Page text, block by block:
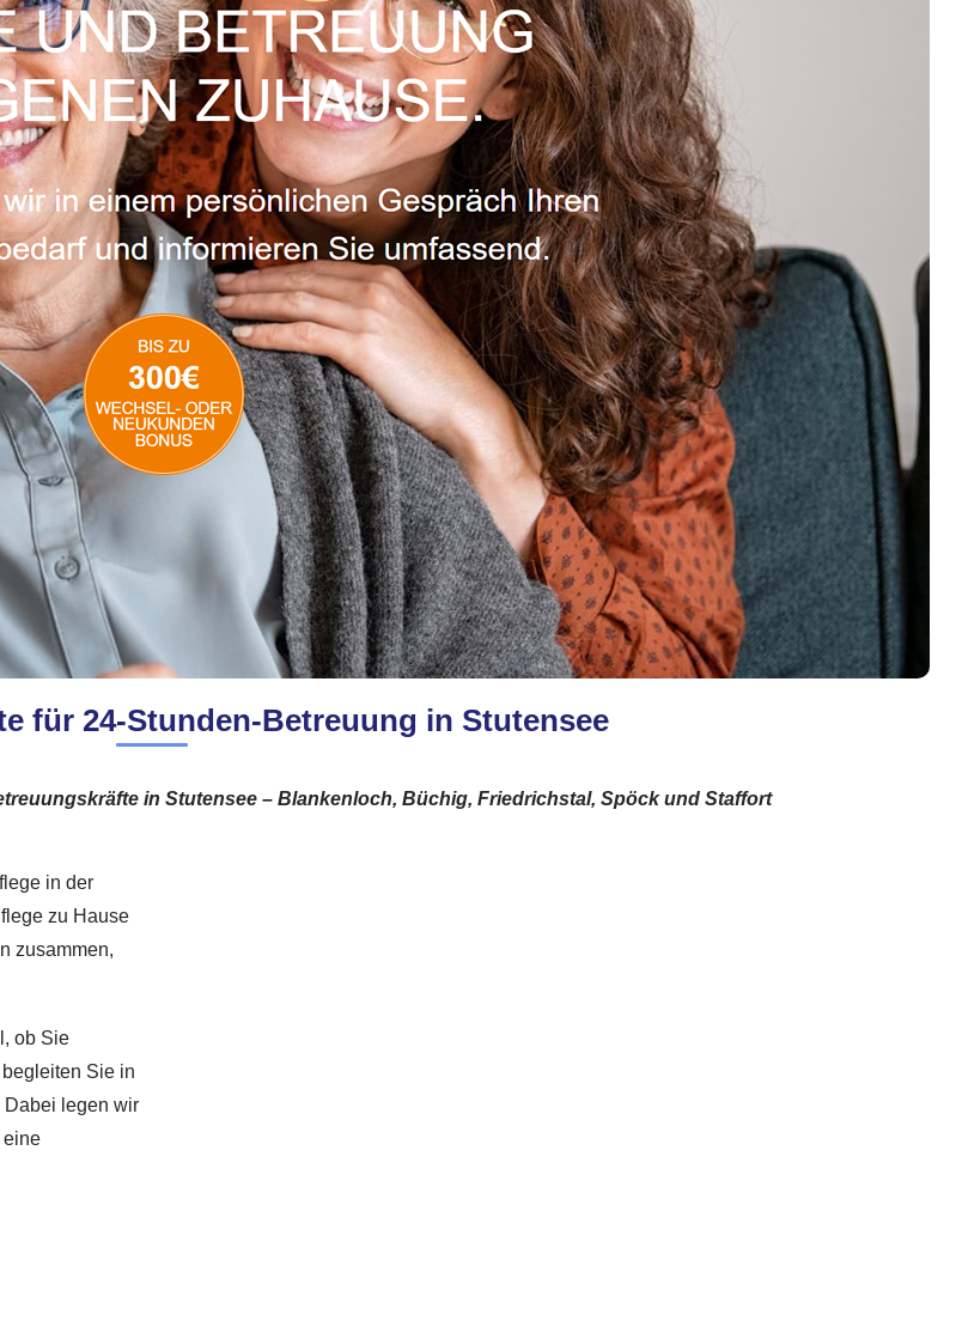
für 24-Stunden-Betreuung in Stutensee
in Stutensee – Blankenloch, Büchig, Friedrichstal, Spöck und Staffort
in der
zu Hause
zusammen,
ob Sie
Sie in
Dabei legen wir
eine